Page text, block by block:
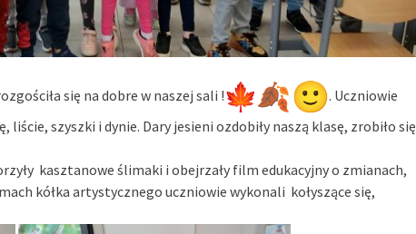
się na dobre w naszej sali !
. Uczniowie
szyszki i dynie. Dary jesieni ozdobiły naszą klasę, zrobiło się
kasztanowe ślimaki i obejrzały film edukacyjny o zmianach,
kółka artystycznego uczniowie wykonali kołyszące się,